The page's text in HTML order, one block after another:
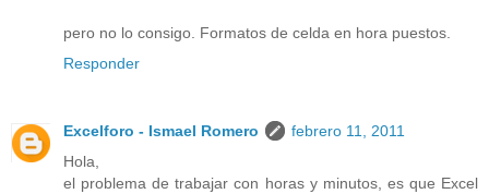
pero no lo consigo. Formatos de celda en hora puestos.
Responder
Excelforo - Ismael Romero
febrero 11, 2011
Hola,
el problema de trabajar con horas y minutos, es que Excel